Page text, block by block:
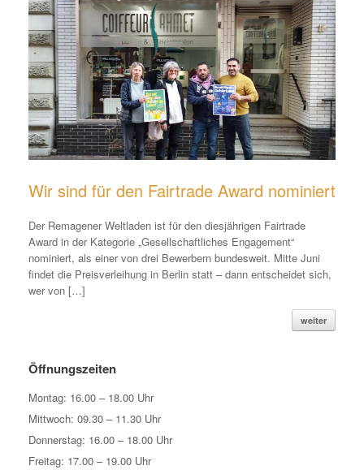
Wir sind für den Fairtrade Award nominiert
Der Remagener Weltladen ist für den diesjährigen Fairtrade
Award in der Kategorie „Gesellschaftliches Engagement“
nominiert, als einer von drei Bewerbern bundesweit. Mitte Juni
findet die Preisverleihung in Berlin statt – dann entscheidet sich,
wer von […]
weiter
Öffnungszeiten
Montag: 16.00 – 18.00 Uhr
Mittwoch: 09.30 – 11.30 Uhr
Donnerstag: 16.00 – 18.00 Uhr
Freitag: 17.00 – 19.00 Uhr